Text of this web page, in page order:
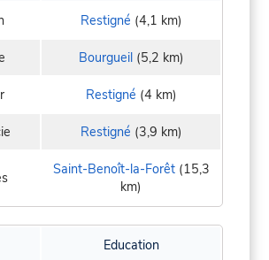
Restigné (4,1 km)
Bourgueil(5,2 km)
Restigné (4 km)
Restigné (3,9 km)
Saint-Benoît-la-Forêt(15,3
km)
Education